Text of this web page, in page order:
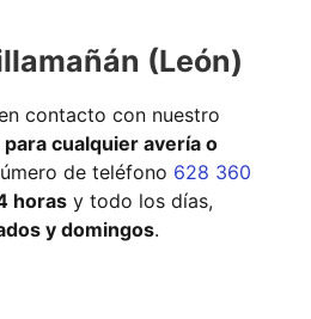
(León)
contacto con nuestro
cualquier avería o
de teléfono 628 360
horas y todo los días,
y domingos.